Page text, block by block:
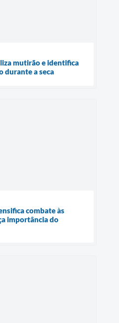
mutirão e identifica
durante a seca
combate às
importância do